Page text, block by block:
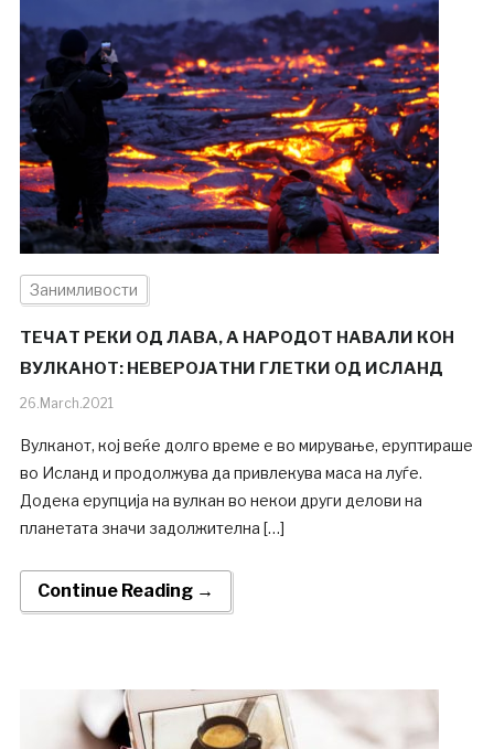
Занимливости
ТЕЧАТ РЕКИ ОД ЛАВА, А НАРОДОТ НАВАЛИ КОН
ВУЛКАНОТ: НЕВЕРОЈАТНИ ГЛЕТКИ ОД ИСЛАНД
26.March.2021
Вулканот, кој веќе долго време е во мирување, еруптираше
во Исланд и продолжува да привлекува маса на луѓе.
Додека ерупција на вулкан во некои други делови на
планетата значи задолжителна […]
Continue Reading →